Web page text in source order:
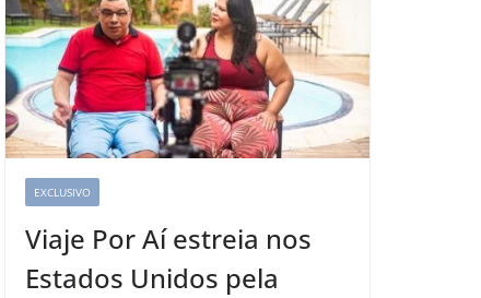
EXCLUSIVO
Viaje Por Aí estreia nos
Estados Unidos pela